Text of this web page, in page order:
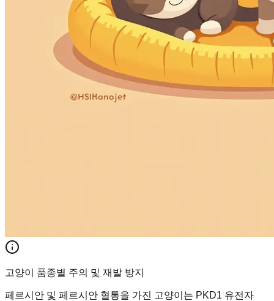
고양이 품종별 주의 및 재발 방지
페르시안 및 페르시안 혈통을 가진 고양이는 PKD1 유전자